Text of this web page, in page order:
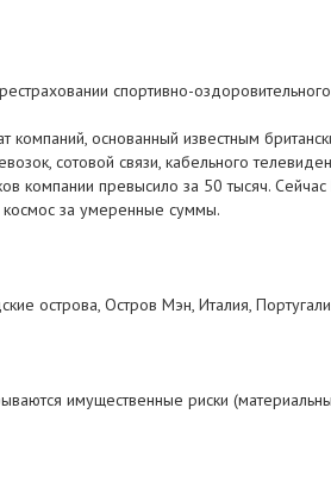
спортивно-
основанный известным
сотовой связи, кабельного
компании превысило за 50 тысяч.
за умеренные суммы.
острова, Остров Мэн, Италия,
имущественные риски